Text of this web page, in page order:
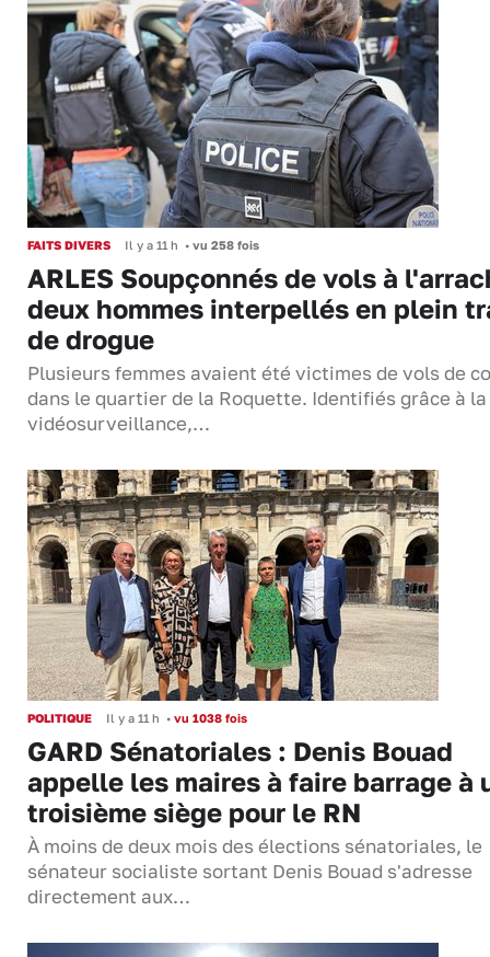
FAITS DIVERS Il y a 11 h • vu 258 fois
ARLES Soupçonnés de vols à
deux hommes interpellés en plein
de drogue
Plusieurs femmes avaient été victimes de vols de
dans le quartier de la Roquette. Identifiés grâce à la
vidéosurveillance,…
POLITIQUE Il y a 11 h • vu 1038 fois
GARD Sénatoriales : Denis Bouad
appelle les maires à faire barrage à
troisième siège pour le RN
À moins de deux mois des élections sénatoriales, le
sénateur socialiste sortant Denis Bouad s'adresse
directement aux…